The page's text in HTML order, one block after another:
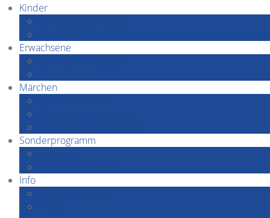
Kinder
Erwachsene
Märchen
Sonderprogramm
Info